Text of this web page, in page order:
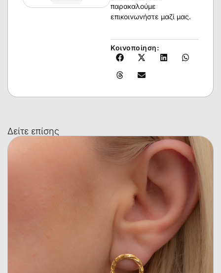
παρακαλούμε
επικοινωνήστε μαζί μας.
Κοινοποίηση:
Δείτε επίσης